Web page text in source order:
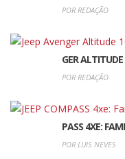
POR REDAÇÃO
GER
POR REDAÇÃO
PASS 4XE:
POR LUIS NEVES